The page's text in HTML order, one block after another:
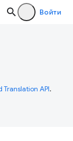
Войти
Translation API.